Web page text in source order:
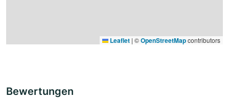
Leaflet | ©OpenStreetMapcontributors
Bewertungen